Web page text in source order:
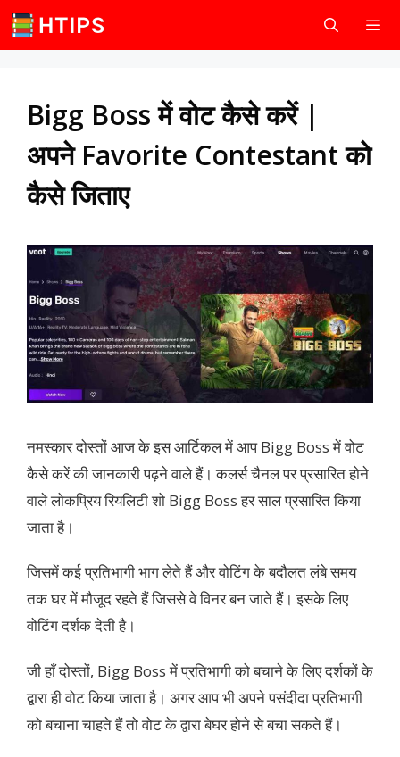
Skip
to
Bigg Boss में वोट कैसे करें |
अपने Favorite Contestant को
कैसे जिताए
नमस्कार दोस्तों आज के इस आर्टिकल में आप Bigg Boss में वोट
कैसे करें की जानकारी पढ़ने वाले हैं। कलर्स चैनल पर प्रसारित होने
वाले लोकप्रिय रियलिटी शो Bigg Boss हर साल प्रसारित किया
जाता है।
जिसमें कई प्रतिभागी भाग लेते हैं और वोटिंग के बदौलत लंबे समय
तक घर में मौजूद रहते हैं जिससे वे विनर बन जाते हैं। इसके लिए
वोटिंग दर्शक देती है।
जी हाँ दोस्तों, Bigg Boss में प्रतिभागी को बचाने के लिए दर्शकों के
द्वारा ही वोट किया जाता है। अगर आप भी अपने पसंदीदा प्रतिभागी
को बचाना चाहते हैं तो वोट के द्वारा बेघर होने से बचा सकते हैं।